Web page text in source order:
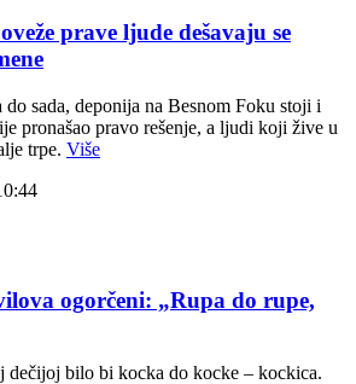
prave ljude dešavaju se
do sada, deponija na Besnom Foku stoji i
pronašao pravo rešenje, a ljudi koji žive u
trpe. Više
ogorčeni: „Rupa do rupe,
dečijoj bilo bi kocka do kocke – kockica.